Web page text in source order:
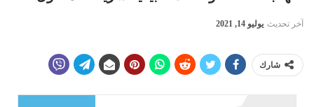
آخر تحديث يوليو 14, 2021
شارك